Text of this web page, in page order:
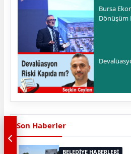
Bursa
Dönüşüm
Son Haberler
BELEDİYE HABERLERİ